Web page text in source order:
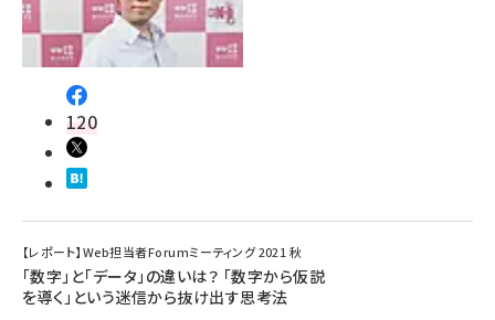
120
【レポート】Web担当者Forumミーティング 2021 秋
「数字」と「データ」の違いは？ 「数字から仮説
を導く」という迷信から抜け出す思考法